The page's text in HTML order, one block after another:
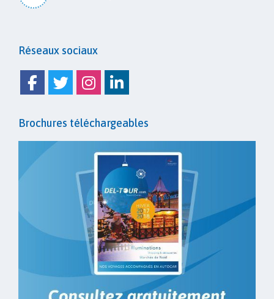
Réseaux sociaux
Facebook
TwitterInstagram
Linkedin
Brochures téléchargeables